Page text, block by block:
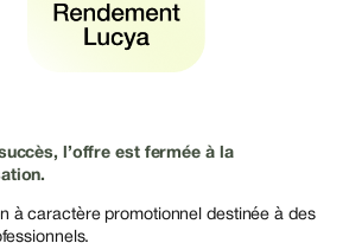
l’offre est fermée à la
à caractère promotionnel destinée à des